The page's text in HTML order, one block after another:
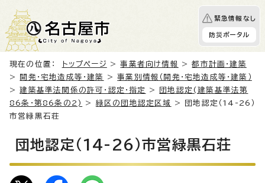
緊急情報なし
防災ポータル
現在の位置： トップページ >事業者向け情報 >都市計画・建築
>
開発・宅地造成等・建築 >事業別情報（開発・宅地造成等・建築）
>建築基準法関係の許可・認定・指定 >
団地認定(建築基準法第
86条・第86条の2)
> 緑区の団地認定区域
> 団地認定（14-26）
市営緑黒石荘
団地認定（14-26）市営緑黒石荘